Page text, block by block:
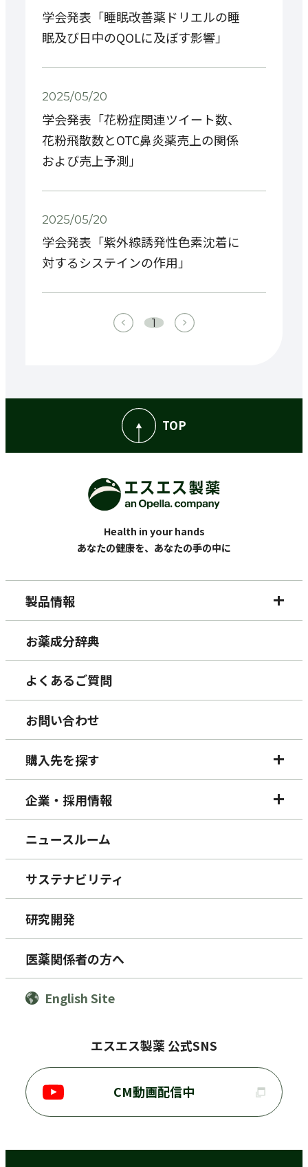
学会発表「睡眠改善薬ドリエルの睡
眠及び日中のQOLに及ぼす影響」
2025/05/20
学会発表「花粉症関連ツイート数、
花粉飛散数とOTC鼻炎薬売上の関係
および売上予測」
2025/05/20
学会発表「紫外線誘発性色素沈着に
対するシステインの作用」
1
TOP
Health in your hands
あなたの健康を、あなたの手の中に
製品情報
お薬成分辞典
よくあるご質問
お問い合わせ
購入先を探す
企業・採用情報
ニュースルーム
サステナビリティ
研究開発
医薬関係者の方へ
English Site
エスエス製薬 公式SNS
CM動画配信中